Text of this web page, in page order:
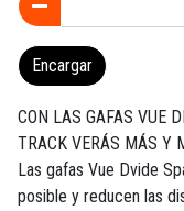
Encargar
CON LAS GAFAS VUE
TRACK VERÁS MÁS Y
Las gafas Vue Dvide
posible y reducen las